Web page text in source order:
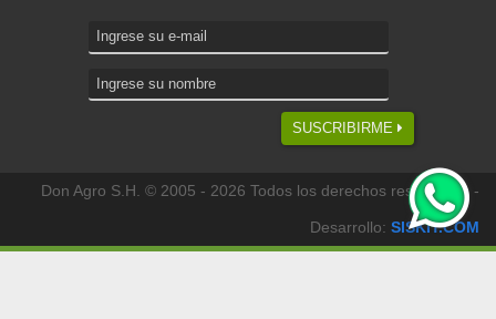
SUSCRIBIRME
Don Agro S.H. © 2005 - 2026 Todos los derechos reservados -
Desarrollo: SISKIT.COM